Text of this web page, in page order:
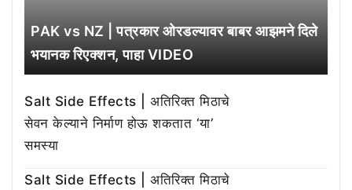
PAK vs NZ | पत्रकार ओरडल्यावर बाबर आझमने दिले
भयानक रिएक्शन, पाहा VIDEO
Salt Side Effects | अतिरिक्त मिठाचे
सेवन केल्याने निर्माण होऊ शकतात ‘या’
समस्या
Salt Side Effects | अतिरिक्त मिठाचे